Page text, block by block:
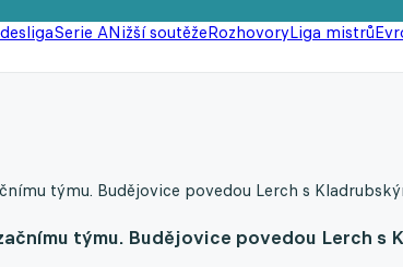
Serie ANižší soutěžeRozhovoryLiga mistrů
týmu. Budějovice povedou Lerch s
týmu. Budějovice povedou Lerch s